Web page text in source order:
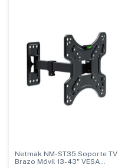
Netmak NM-ST35 Soporte TV
Brazo Móvil 13-43" VESA